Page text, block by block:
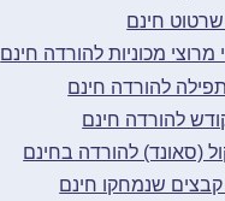
חינם
מכוניות להורדה חינם
להורדה חינם
להורדה חינם
(סאונד) להורדה בחינם
קבצים שנמחקו חינם